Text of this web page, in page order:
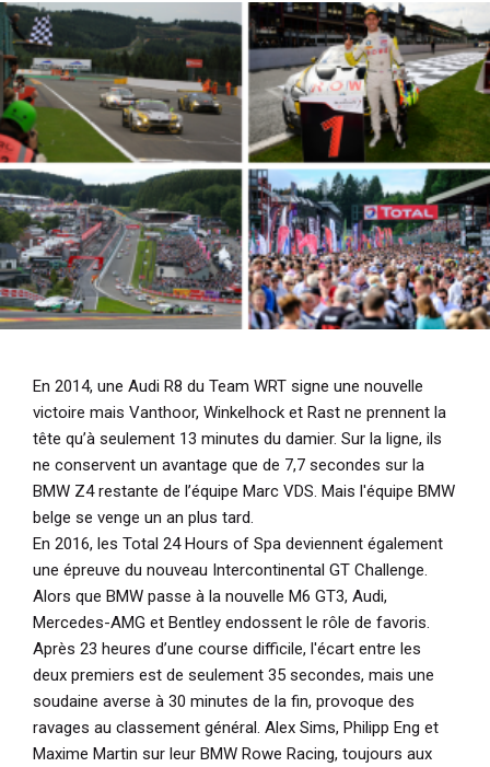
En 2014, une Audi R8 du Team WRT signe une nouvelle
victoire mais Vanthoor, Winkelhock et Rast ne prennent la
tête qu’à seulement 13 minutes du damier. Sur la ligne, ils
ne conservent un avantage que de 7,7 secondes sur la
BMW Z4 restante de l’équipe Marc VDS. Mais l'équipe BMW
belge se venge un an plus tard.
En 2016, les Total 24 Hours of Spa deviennent également
une épreuve du nouveau Intercontinental GT Challenge.
Alors que BMW passe à la nouvelle M6 GT3, Audi,
Mercedes-AMG et Bentley endossent le rôle de favoris.
Après 23 heures d’une course difficile, l'écart entre les
deux premiers est de seulement 35 secondes, mais une
soudaine averse à 30 minutes de la fin, provoque des
ravages au classement général. Alex Sims, Philipp Eng et
Maxime Martin sur leur BMW Rowe Racing, toujours aux